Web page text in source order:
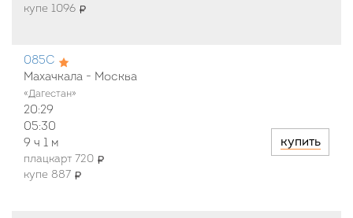
купе 1096
085С
Махачкала - Москва
«Дагестан»
20:29
05:30
9 ч 1 м
плацкарт 720
купе 887
купить